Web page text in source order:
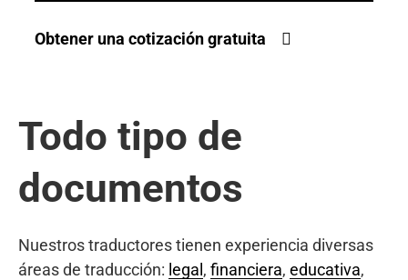
Obtener una cotización gratuita
Todo tipo de
documentos
Nuestros traductores tienen experiencia diversas
áreas de traducción: legal , financiera, educativa,